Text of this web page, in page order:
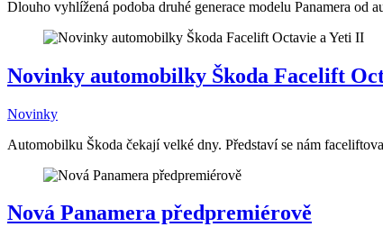
Dlouho vyhlížená podoba druhé generace modelu Panamera od
Novinky automobilky Škoda Facelift
Novinky
Automobilku Škoda čekají velké dny. Představí se nám
Nová Panamera předpremiérově